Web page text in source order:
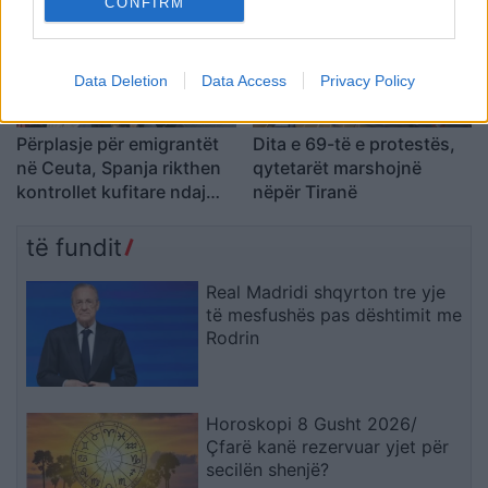
Data Deletion Data Access Privacy Policy
shumë, nuk ndalemi”
Përplasje për emigrantët
në Ceuta, Spanja rikthen
kontrollet kufitare ndaj
Dita e 69-të e protestës,
qytetarët marshojnë
nëpër Tiranë
të fundit
Real Madridi shqyrton tre yje
të mesfushës pas dështimit me
Rodrin
Horoskopi 8 Gusht 2026/
Çfarë kanë rezervuar yjet për
secilën shenjë?